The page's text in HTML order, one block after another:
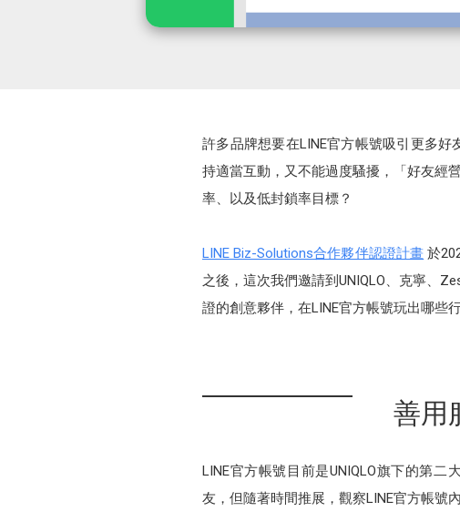
許多品牌想要在LINE官方帳號吸引更多
持適當互動，又不能過度騷擾，「好友經
率、以及低封鎖率目標？
LINE Biz-Solutions合作夥伴認證計畫 於
之後，這次我們邀請到UNIQLO、克寧、
證的創意夥伴，在LINE官方帳號玩出哪些
善用
LINE官方帳號目前是UNIQLO旗下的第二
友，但隨著時間推展，觀察LINE官方帳號